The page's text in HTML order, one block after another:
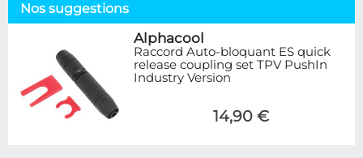
Nos suggestions
Alphacool
Raccord Auto-bloquant ES quick
release coupling set TPV PushIn
Industry Version
14,90 €